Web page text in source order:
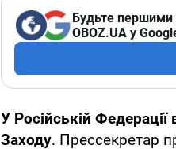
Будьте першими
OBOZ.UA у
У Російській Федерації
Заходу. Прессекретар